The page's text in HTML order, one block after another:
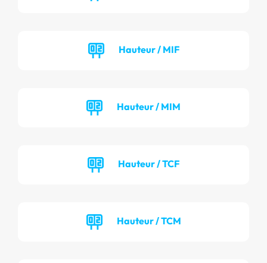
Hauteur / MIF
Hauteur / MIM
Hauteur / TCF
Hauteur / TCM